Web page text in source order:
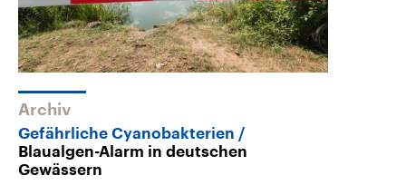
Archiv
Gefährliche Cyanobakterien
Blaualgen-Alarm in deutschen
Gewässern